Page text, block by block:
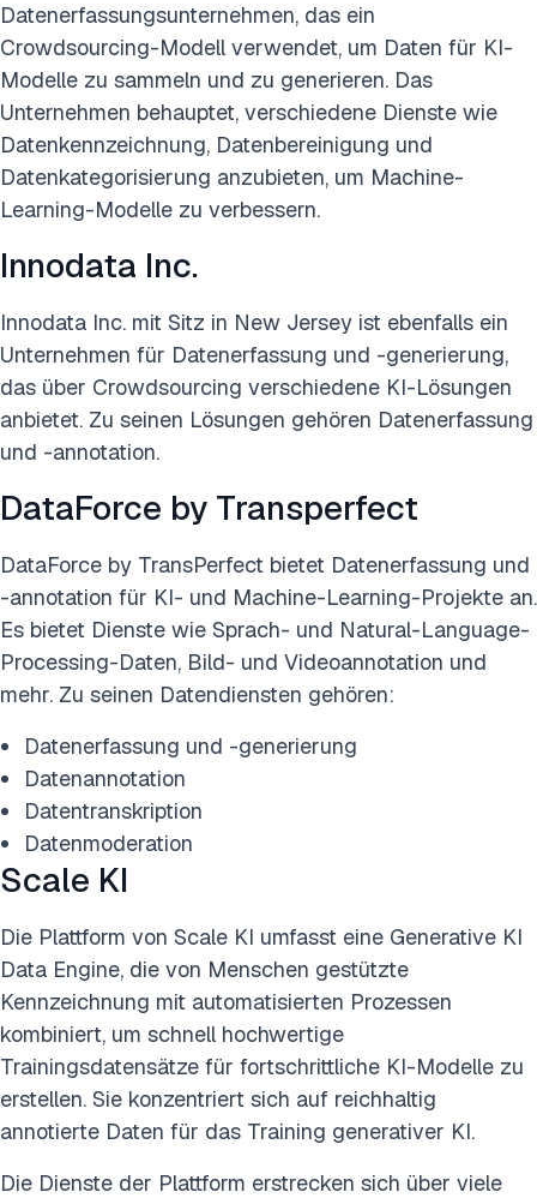
Datenerfassungsunternehmen, das ein
Crowdsourcing-Modell verwendet, um Daten für KI-
Modelle zu sammeln und zu generieren. Das
Unternehmen behauptet, verschiedene Dienste wie
Datenkennzeichnung, Datenbereinigung und
Datenkategorisierung anzubieten, um Machine-
Learning-Modelle zu verbessern.
Innodata Inc.
Innodata Inc. mit Sitz in New Jersey ist ebenfalls ein
Unternehmen für Datenerfassung und -generierung,
das über Crowdsourcing verschiedene KI-Lösungen
anbietet. Zu seinen Lösungen gehören Datenerfassung
und -annotation.
DataForce by Transperfect
DataForce by TransPerfect bietet Datenerfassung und
-annotation für KI- und Machine-Learning-Projekte an.
Es bietet Dienste wie Sprach- und Natural-Language-
Processing-Daten, Bild- und Videoannotation und
mehr. Zu seinen Datendiensten gehören:
Datenerfassung und -generierung
Datenannotation
Datentranskription
Datenmoderation
Scale KI
Die Plattform von Scale KI umfasst eine Generative KI
Data Engine, die von Menschen gestützte
Kennzeichnung mit automatisierten Prozessen
kombiniert, um schnell hochwertige
Trainingsdatensätze für fortschrittliche KI-Modelle zu
erstellen. Sie konzentriert sich auf reichhaltig
annotierte Daten für das Training generativer KI.
Die Dienste der Plattform erstrecken sich über viele